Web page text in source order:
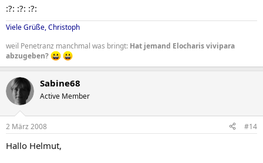
Sich brüsten und anderem zuwenden.
Die Nackte sucht zu quälen.
Sie konnte geschickt Blasen und Glieder behandeln.
Sie konnte geschickt blasen und Glieder behandeln.
Der Gefangene floh.
Der gefangene Floh.
Da soll noch einer behaupten, die Gross- und Kleinschreibung wäre
:?: :?: :?:
Viele Grüße, Christoph
weil Penetranz manchmal was bringt: Hat jemand Elocharis vivipara
abzugeben?
Sabine68
Active Member
2 März 2008 #14
Hallo Helmut,